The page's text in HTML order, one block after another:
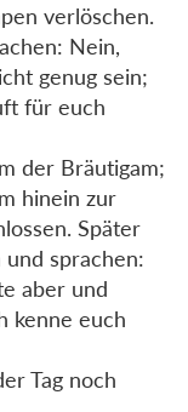
verlöschen.
Nein,
genug sein;
für euch
der Bräutigam;
hinein zur
Später
sprachen:
aber und
kenne euch
Tag noch